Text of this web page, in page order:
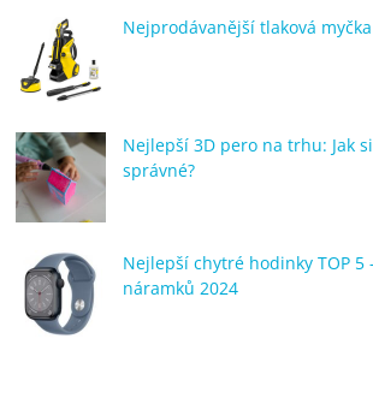
Nejprodávanější tlaková
Nejlepší 3D pero na trhu: Jak
správné?
Nejlepší chytré hodinky TOP 5
náramků 2024